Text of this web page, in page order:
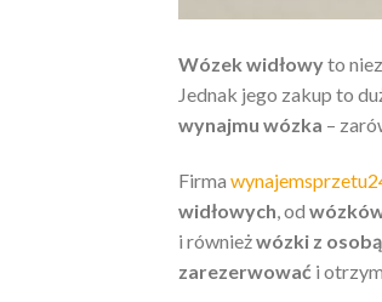
Wózek widłowyto
Jednak jego zakup to
wynajmu wózka –
Firma
widłowych, od
i równieżwózki z
zarezerwować i